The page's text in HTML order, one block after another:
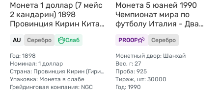
Монета 1 доллар (7 мейс
2 кандарин) 1898
Провинция Кирин Китай
слаб NGC AU Det.
AU Серебро Слаб
Год: 1898
Номинал: 1 доллар
Страна: Провинция Кирин (Гирин) Китай
Упаковка: Монета в слабе
Грейдинговая компания: NGC
Монета 5 юаней 1990
Чемпионат мира по
футболу Италия - Два
игрока Китай
PROOF Серебро
Монетный двор: Шанхай
Вес, г: 27
Проба: 925
Тираж, шт: 30000
Год: 1990